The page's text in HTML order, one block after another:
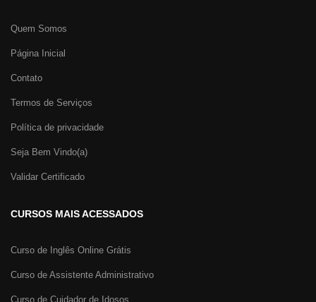
Quem Somos
Página Inicial
Contato
Termos de Serviços
Política de privacidade
Seja Bem Vindo(a)
Validar Certificado
CURSOS MAIS ACESSADOS
Curso de Inglês Online Grátis
Curso de Assistente Administrativo
Curso de Cuidador de Idosos